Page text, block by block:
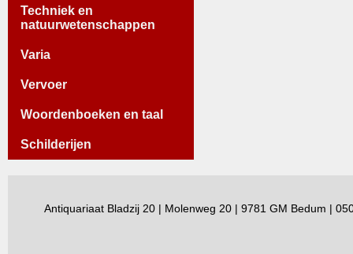
Techniek en
natuurwetenschappen
Varia
Vervoer
Woordenboeken en taal
Schilderijen
Antiquariaat Bladzij 20 | Molenweg 20 | 9781 GM Bedum |